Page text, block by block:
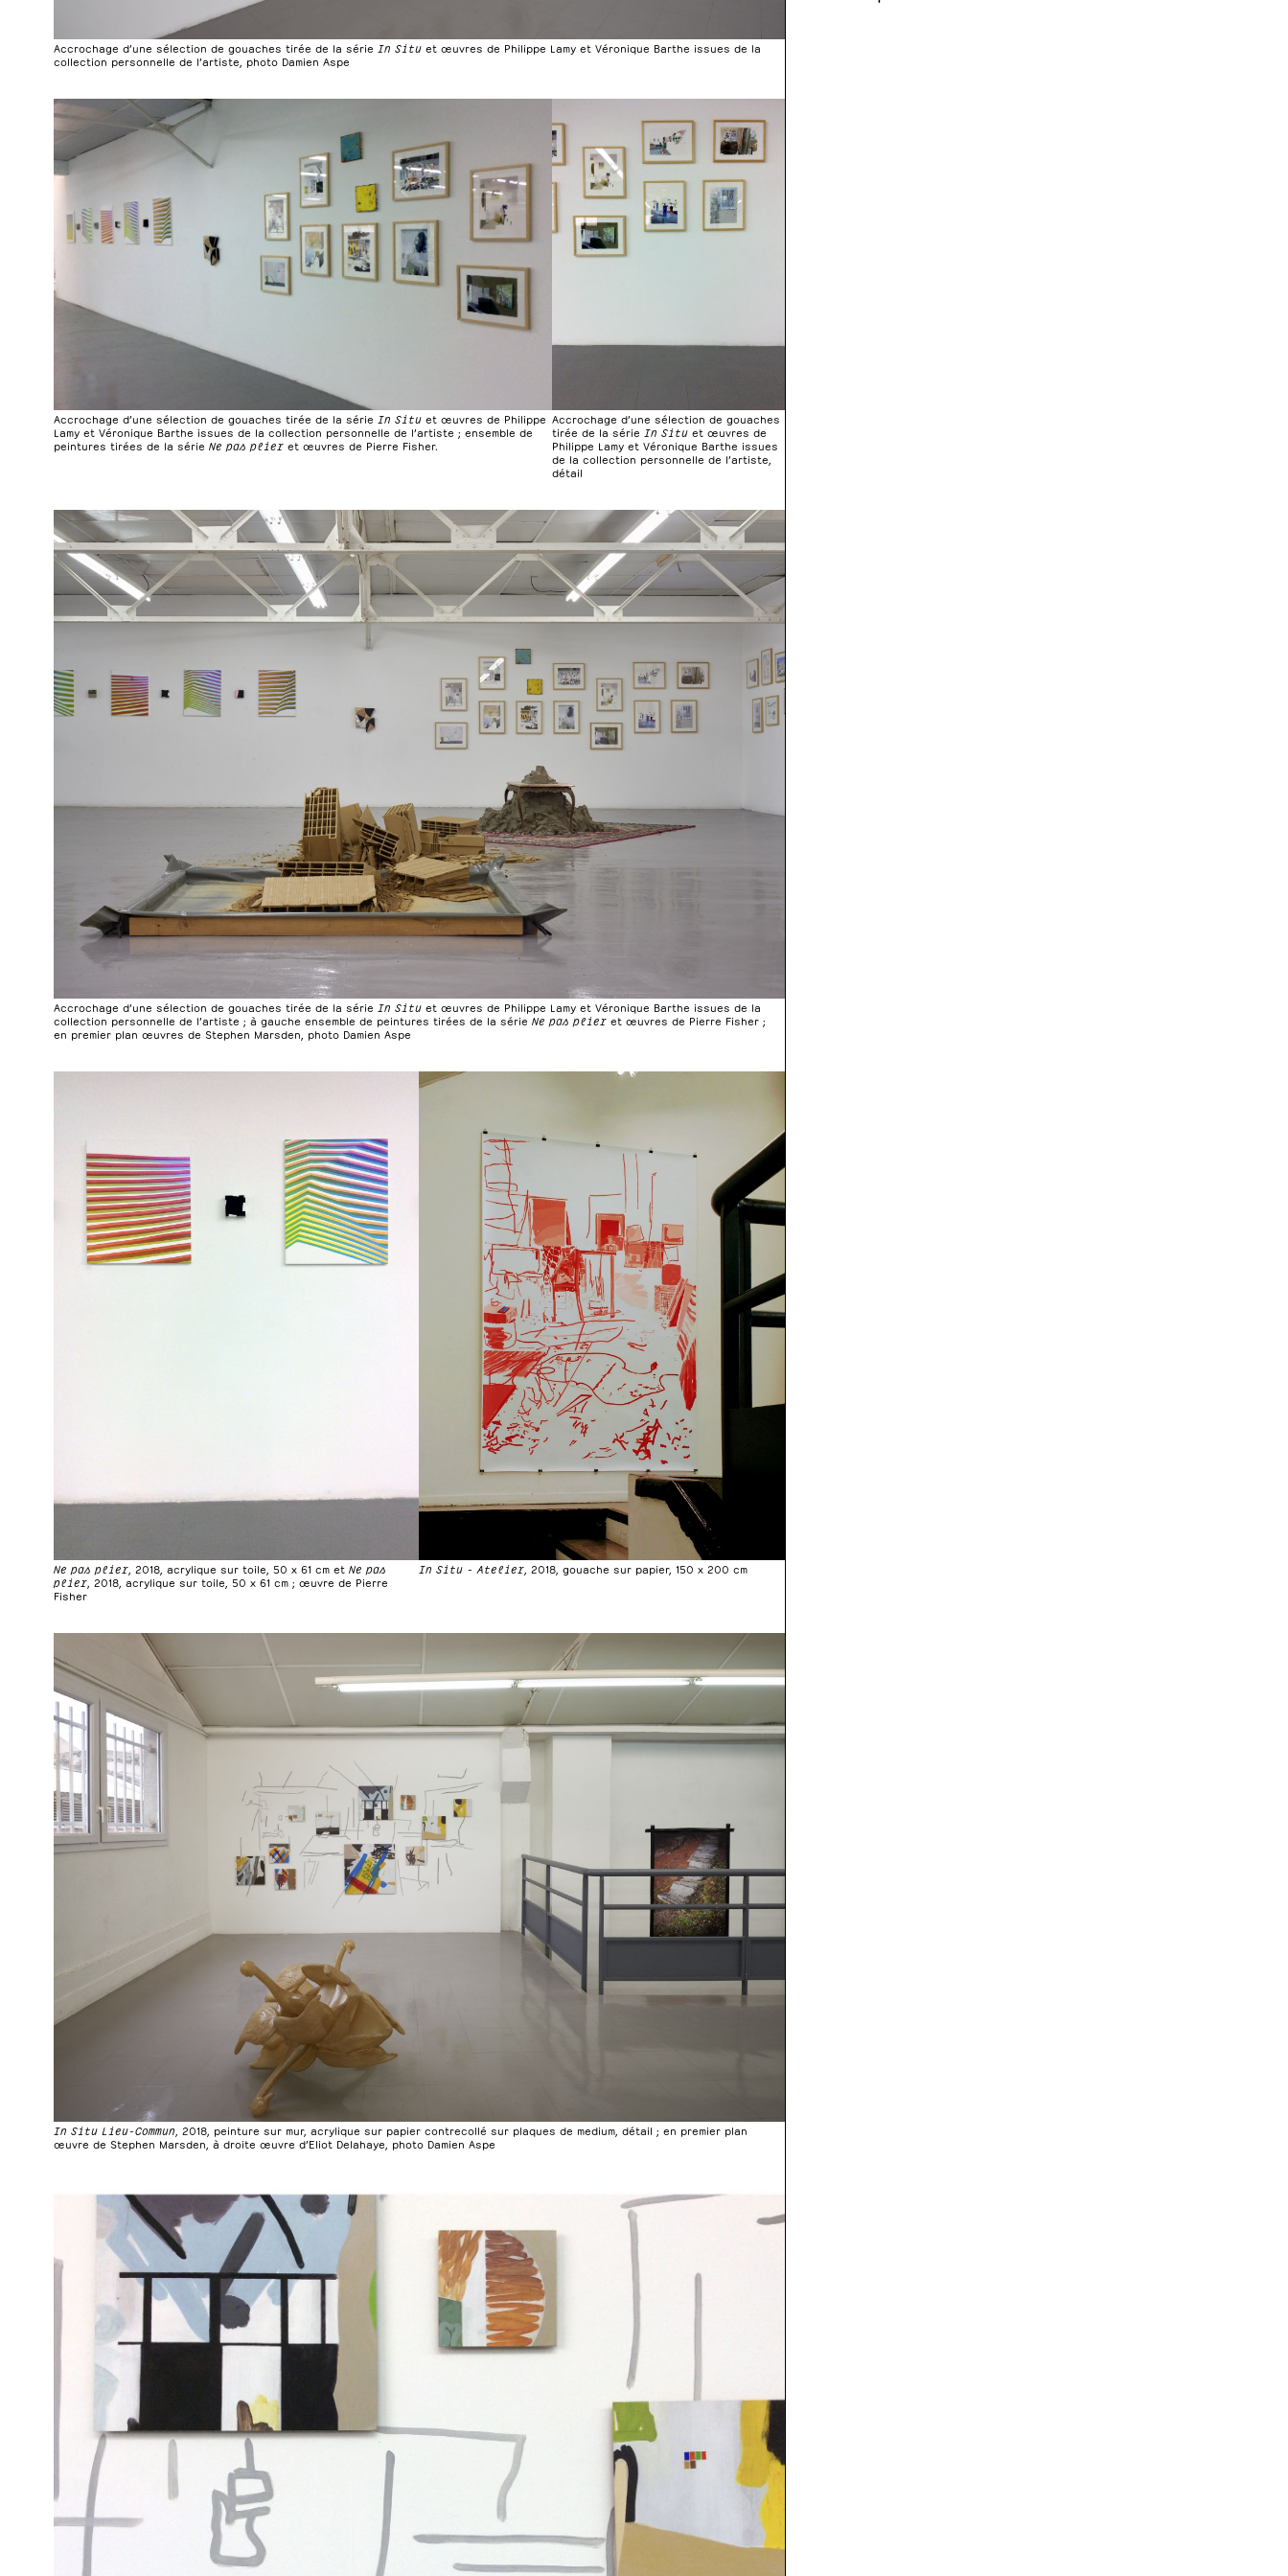
Accrochage d’une sélection de gouaches tirée de la série In Situ et œuvres de Philippe Lamy et Véronique Barthe issues de la
collection personnelle de l’artiste, photo Damien Aspe
Accrochage d’une sélection de gouaches tirée de la série In Situ et œuvres de Philippe
Lamy et Véronique Barthe issues de la collection personnelle de l’artiste ; ensemble de
peintures tirées de la série Ne pas plier et œuvres de Pierre Fisher.
Accrochage d’une sélection de gouaches
tirée de la série In Situ et œuvres de
Philippe Lamy et Véronique Barthe issues
de la collection personnelle de l’artiste,
détail
Accrochage d’une sélection de gouaches tirée de la série In Situ et œuvres de Philippe Lamy et Véronique Barthe issues de la
collection personnelle de l’artiste ; à gauche ensemble de peintures tirées de la série Ne pas plier et œuvres de Pierre Fisher ;
en premier plan œuvres de Stephen Marsden, photo Damien Aspe
Ne pas plier, 2018, acrylique sur toile, 50 x 61 cm et Ne pas
plier, 2018, acrylique sur toile, 50 x 61 cm ; œuvre de Pierre
Fisher
In Situ - Atelier, 2018, gouache sur papier, 150 x 200 cm
In Situ Lieu-Commun , 2018, peinture sur mur, acrylique sur papier contrecollé sur plaques de medium, détail ; en premier plan
œuvre de Stephen Marsden, à droite œuvre d’Eliot Delahaye, photo Damien Aspe